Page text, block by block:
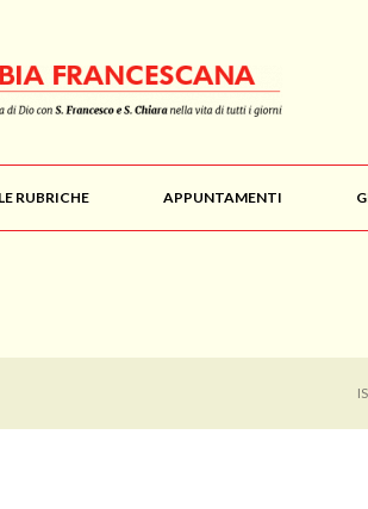
LE RUBRICHE APPUNTAMENTI